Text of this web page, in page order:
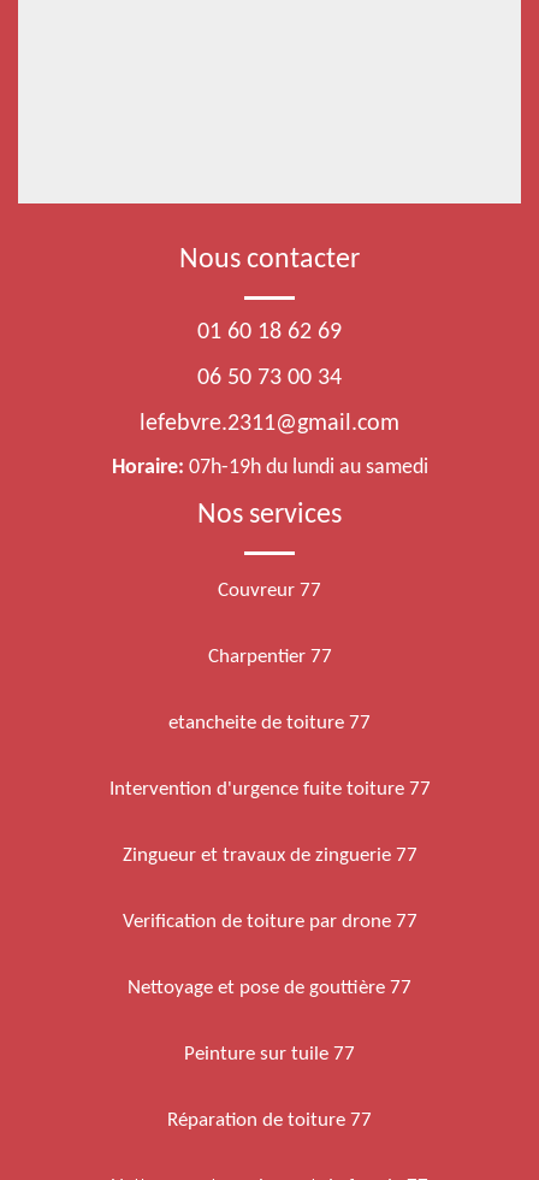
Nous contacter
01 60 18 62 69
06 50 73 00 34
lefebvre.2311@gmail.com
Horaire: 07h-19h du lundi au samedi
Nos services
Couvreur 77
Charpentier 77
etancheite de toiture 77
Intervention d'urgence fuite toiture 77
Zingueur et travaux de zinguerie 77
Verification de toiture par drone 77
Nettoyage et pose de gouttière 77
Peinture sur tuile 77
Réparation de toiture 77